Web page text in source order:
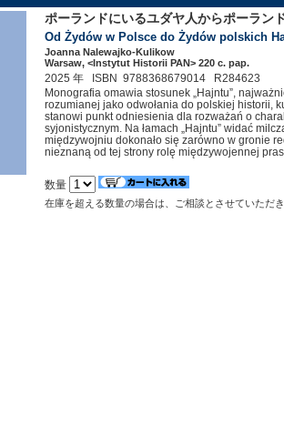
ポーランドにいるユダヤ人からポーラ
Od Żydów w Polsce do Żydów polskich
Joanna Nalewajko-Kulikow
Warsaw, <Instytut Historii PAN> 220 c. pap.
2025 年 ISBN 9788368679014 R284623
Monografia omawia stosunek „Hajntu”,
rozumianej jako odwołania do polskiej historii,
stanowi punkt odniesienia dla rozważań o
syjonistycznym. Na łamach „Hajntu” widać
międzywojniu dokonało się zarówno w gronie
nieznaną od tej strony rolę międzywojennej
数量
在庫を超える数量の場合は、ご相談とさせていただき